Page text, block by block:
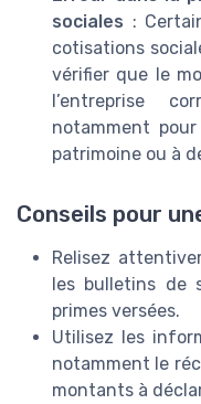
sociales :
cotisations
vérifier que le
l’entreprise
notamment
patrimoine ou à
Conseils pour
Relisez
les bulletins de
primes versées.
Utilisez les
notamment le
montants à